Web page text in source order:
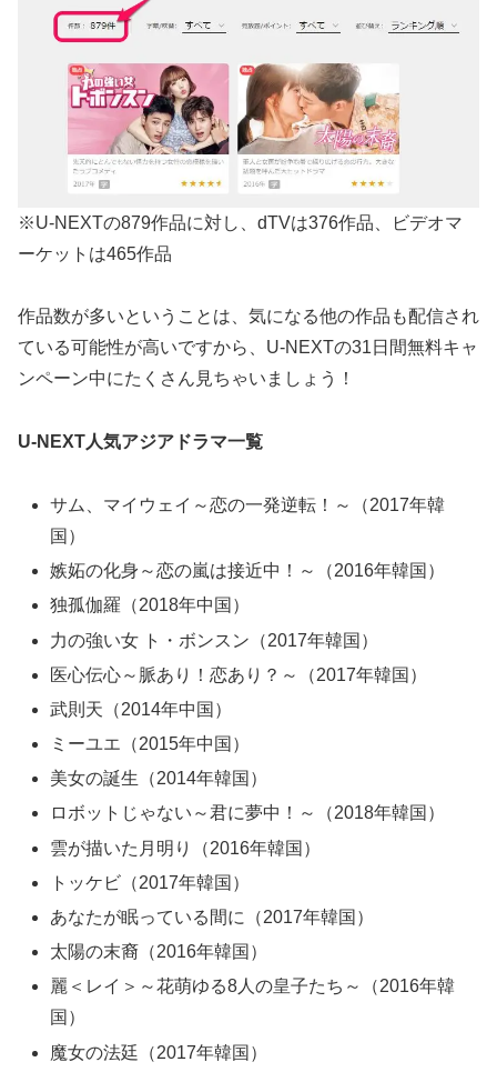
※U-NEXTの879作品に対し、dTVは376作品、ビデオマ
ーケットは465作品
作品数が多いということは、気になる他の作品も配信され
ている可能性が高いですから、U-NEXTの31日間無料キャ
ンペーン中にたくさん見ちゃいましょう！
U-NEXT人気アジアドラマ一覧
サム、マイウェイ～恋の一発逆転！～（2017年韓
国）
嫉妬の化身～恋の嵐は接近中！～（2016年韓国）
独孤伽羅（2018年中国）
力の強い女 ト・ボンスン（2017年韓国）
医心伝心～脈あり！恋あり？～（2017年韓国）
武則天（2014年中国）
ミーユエ（2015年中国）
美女の誕生（2014年韓国）
ロボットじゃない～君に夢中！～（2018年韓国）
雲が描いた月明り（2016年韓国）
トッケビ（2017年韓国）
あなたが眠っている間に（2017年韓国）
太陽の末裔（2016年韓国）
麗＜レイ＞～花萌ゆる8人の皇子たち～（2016年韓
国）
魔女の法廷（2017年韓国）